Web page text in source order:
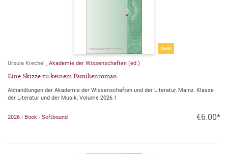
NEW
Ursula Krechel Akademie der Wissenschaften (ed.)
Eine Skizze zu keinem Familienroman
Abhandlungen der Akademie der Wissenschaften und der Literatur, Mainz. Klasse
der Literatur und der Musik, Volume 2026.1
2026 | Book - Softbound €6.00*